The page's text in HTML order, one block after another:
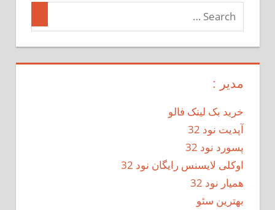
مدیر :
خرید بک لینک فالو
آپدیت نود 32
پسورد نود 32
اوکلی لایسنس رایگان نود 32
همیار نود 32
بهترین سئو